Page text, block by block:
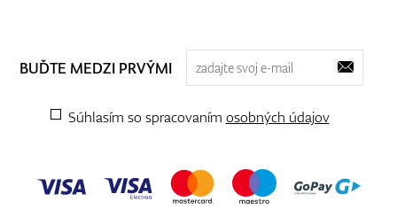
BUĎTE MEDZI PRVÝMI
Súhlasím so spracovaním osobných údajov